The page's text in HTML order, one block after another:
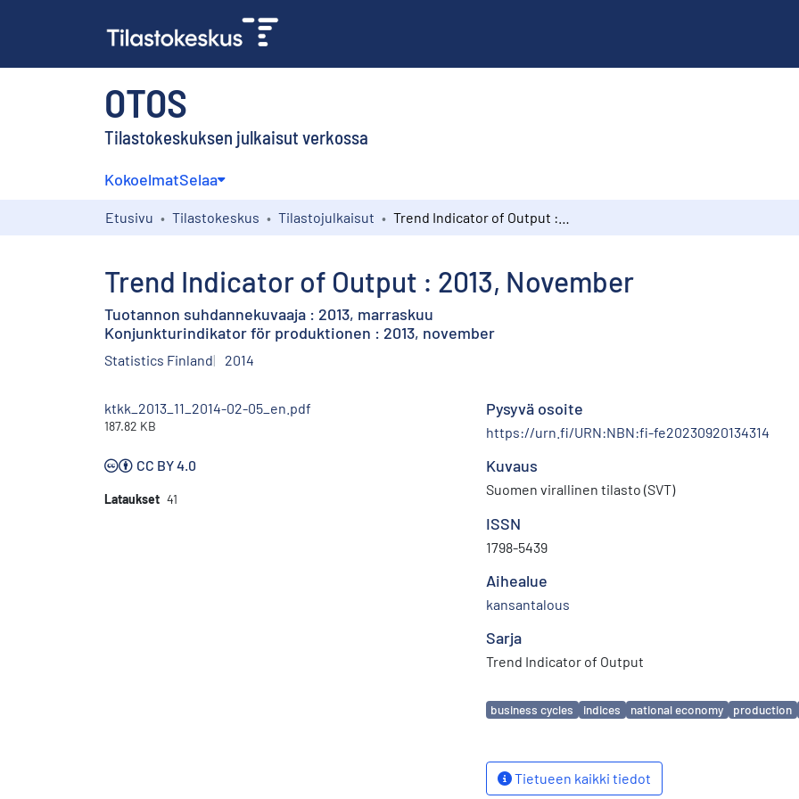
OTOS
Tilastokeskuksen julkaisut verkossa
KokoelmatSelaa
Etusivu Tilastokeskus Tilastojulkaisut
Trend Indicator of Output : 2013, November
Tuotannon suhdannekuvaaja : 2013, marraskuu
Konjunkturindikator för produktionen : 2013, november
Statistics Finland 2014
ktkk_2013_11_2014-02-05_en.pdf
187.82 KB
CC BY 4.0
Lataukset 41
Pysyvä osoite
https://urn.fi/URN:NBN:fi-fe20230920134314
Kuvaus
Suomen virallinen tilasto (SVT)
ISSN
1798-5439
Aihealue
kansantalous
Sarja
Trend Indicator of Output
Avainsanat
business cycles indices national economy production
Tietueen kaikki tiedot